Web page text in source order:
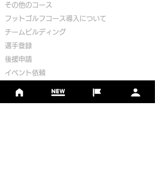
​その他のコース
​ フットゴルフコース導入について
​チームビルディング
選手登録​
​後援申請
​イベント依頼